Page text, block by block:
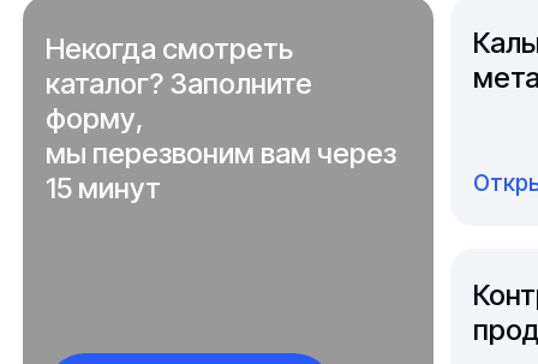
Некогда смотреть
каталог? Заполните
форму,
мы перезвоним вам через
15 минут